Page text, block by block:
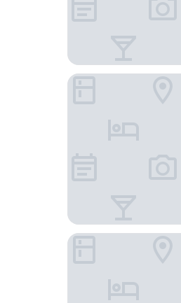
The Rockefeller Hotel
ONOMO Hotel